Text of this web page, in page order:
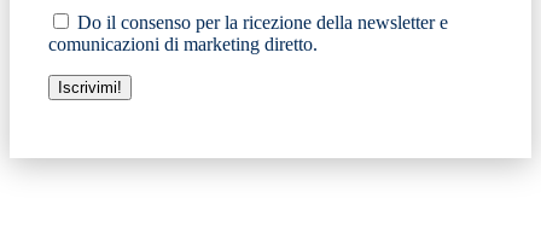
Do il consenso per la ricezione della newsletter e
comunicazioni di marketing diretto.
Iscrivimi!